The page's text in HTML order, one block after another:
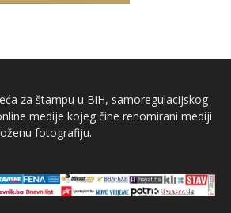
za štampu u BiH, samoregulacijskog
medije kojeg čine renomirani mediji
fotografiju.